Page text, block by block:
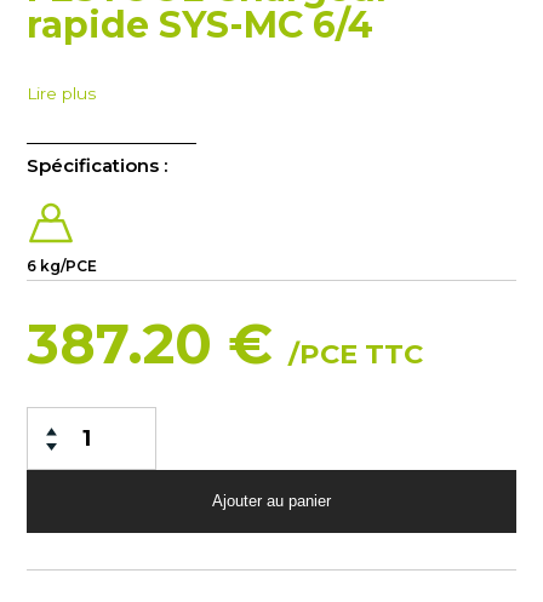
rapide SYS-MC 6/4
Lire plus
Spécifications :
6 kg/PCE
387.20 €/PCE TTC